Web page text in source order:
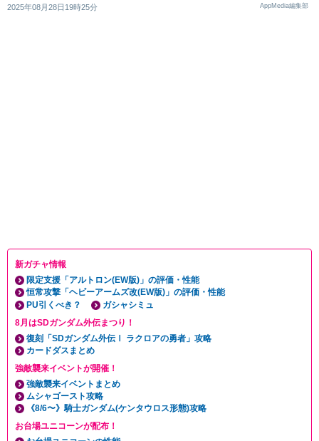
2025年08月28日19時25分 AppMedia編集部
新ガチャ情報
限定支援「アルトロン(EW版)」の評価・性能
恒常攻撃「ヘビーアームズ改(EW版)」の評価・性能
PU引くべき？
ガシャシミュ
8月はSDガンダム外伝まつり！
復刻「SDガンダム外伝Ⅰ ラクロアの勇者」攻略
カードダスまとめ
強敵襲来イベントが開催！
強敵襲来イベントまとめ
ムシャゴースト攻略
《8/6〜》騎士ガンダム(ケンタウロス形態)攻略
お台場ユニコーンが配布！